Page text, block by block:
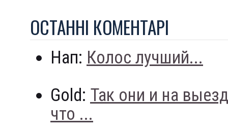
ОСТАННI КОМЕНТАРI
Нап: Колос лучший...
Gold: Так они и на
что ...